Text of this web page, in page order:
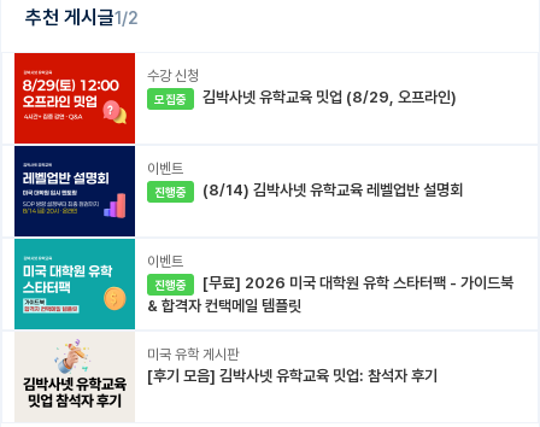
추천 게시글1/2
수강 신청
모집중 김박사넷 유학교육 밋업 (8/29, 오프라인)
이벤트
진행중 (8/14) 김박사넷 유학교육 레벨업반 설명회
이벤트
진행중
& 합격자 컨택메일 템플릿
미국 유학 게시판
[후기 모음] 김박사넷 유학교육 밋업: 참석자 후기